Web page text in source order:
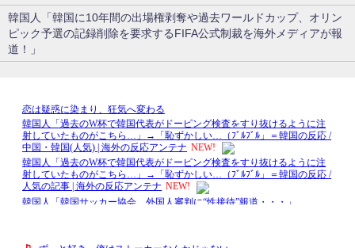
韓国人「韓国に10年間の出場権剥奪や過去ワールドカップ、オリン
ピック予選の記録削除を要求するFIFA公式制裁を海外メディアが報
道！」